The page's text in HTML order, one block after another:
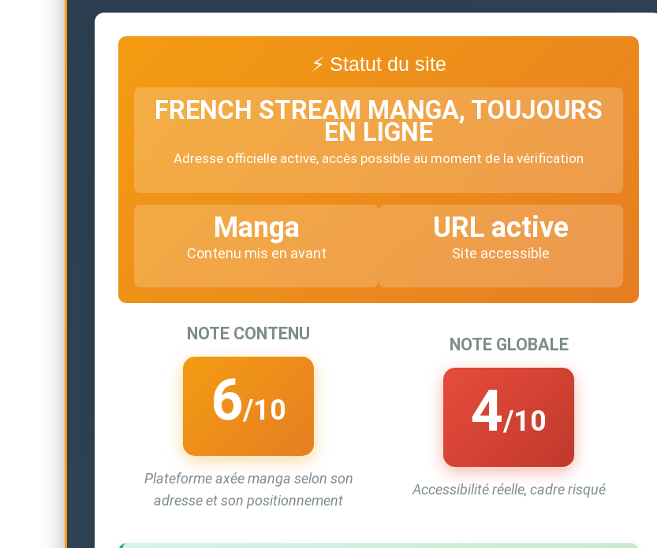
⚡ Statut du site
FRENCH STREAM MANGA, TOUJOURS
EN LIGNE
Adresse officielle active, accès possible au moment de la vérification
Manga
Contenu mis en avant
URL active
Site accessible
NOTE CONTENU
6/10
Plateforme axée manga selon son
adresse et son positionnement
NOTE GLOBALE
4/10
Accessibilité réelle, cadre risqué